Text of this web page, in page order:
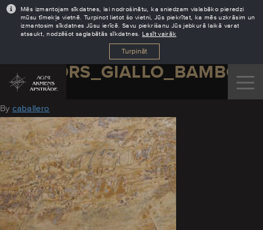
Mēs izmantojam sīkdatnes, lai nodrošinātu, ka sniedzam vislabāko pieredzi
mūsu tīmekļa vietnē. Turpinot lietot šo vietni, Jūs piekrītat, ka mēs uzkrāsim un
izmantosim sīkdatnes Jūsu ierīcē. Savu piekrišanu Jūs jebkurā laikā varat
atsaukt, nodzēšot saglabātās sīkdatnes. Lasīt vairāk
Turpināt
MARMORS_GIALLO_BAMBOO
August 11, 2016
Bycaballero